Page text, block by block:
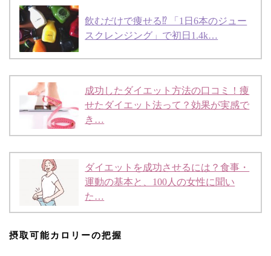
飲むだけで痩せる⁉︎ 「1日6本のジュー
スクレンジング」で初日1.4k…
成功したダイエット方法の口コミ！痩
せたダイエット法って？効果が実感で
き…
ダイエットを成功させるには？食事・
運動の基本と、100人の女性に聞い
た…
摂取可能カロリーの把握